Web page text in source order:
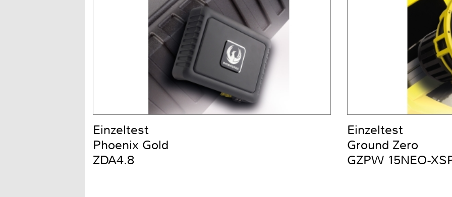
Einzeltest
Phoenix Gold
ZDA4.8
Einzeltest
Ground Zero
GZPW 15NEO-